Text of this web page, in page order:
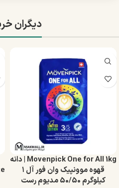
دیگران
Movenpick One for All 1kg | دانه
قهوه موونپیک وان فور آل ۱
کیلوگرم 50/50 مدیوم رست